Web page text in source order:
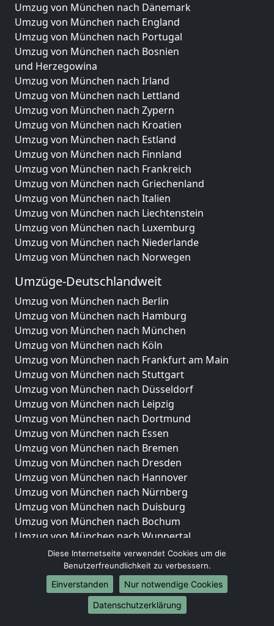
Umzug von München nach Dänemark
Umzug von München nach England
Umzug von München nach Portugal
Umzug von München nach Bosnien
und Herzegowina
Umzug von München nach Irland
Umzug von München nach Lettland
Umzug von München nach Zypern
Umzug von München nach Kroatien
Umzug von München nach Estland
Umzug von München nach Finnland
Umzug von München nach Frankreich
Umzug von München nach Griechenland
Umzug von München nach Italien
Umzug von München nach Liechtenstein
Umzug von München nach Luxemburg
Umzug von München nach Niederlande
Umzug von München nach Norwegen
Umzüge-Deutschlandweit
Umzug von München nach Berlin
Umzug von München nach Hamburg
Umzug von München nach München
Umzug von München nach Köln
Umzug von München nach Frankfurt am Main
Umzug von München nach Stuttgart
Umzug von München nach Düsseldorf
Umzug von München nach Leipzig
Umzug von München nach Dortmund
Umzug von München nach Essen
Umzug von München nach Bremen
Umzug von München nach Dresden
Umzug von München nach Hannover
Umzug von München nach Nürnberg
Umzug von München nach Duisburg
Umzug von München nach Bochum
Umzug von München nach Wuppertal
Umzug von München nach Bielefeld
Umzug von München nach Bonn
Umzug von München nach Münster
Internationale-Umzüge
Diese Internetseite verwendet Cookies um die
Benutzerfreundlichkeit zu verbessern.
Einverstanden
Nur notwendige Cookies
Datenschutzerklärung